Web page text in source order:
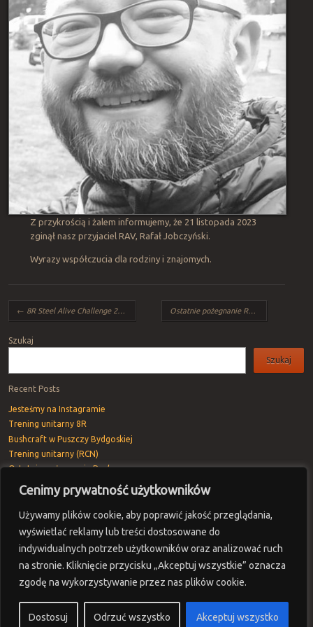
Cenimy prywatność użytkowników
Używamy plików cookie, aby poprawić jakość przeglądania,
wyświetlać reklamy lub treści dostosowane do
indywidualnych potrzeb użytkowników oraz analizować ruch
na stronie. Kliknięcie przycisku „Akceptuj wszystkie” oznacza
zgodę na wykorzystywanie przez nas plików cookie.
Dostosuj Odrzuć wszystko Akceptuj wszystko
Z przykrością i żalem informujemy, że 21 listopada 2023
zginął nasz przyjaciel RAV, Rafał Jobczyński.
Wyrazy współczucia dla rodziny i znajomych.
Post navigation
← 8R Steel Alive Challenge 2022, Bydgoszcz Ostatnie pożegnanie Rav’a
Szukaj
Szukaj
Recent Posts
Jesteśmy na Instagramie
Trening unitarny 8R
Bushcraft w Puszczy Bydgoskiej
Trening unitarny (RCN)
Ostatnie pożegnanie Rav’a
Recent Comments
mostbet_pkor Trening unitarny 8R
aviator_nymi-Trening unitarny 8R
1win_ieSn-Trening unitarny 8R
1win_csMt Trening unitarny 8R
Proudly powered by WordPress Theme: Sunspot by WordPress.com